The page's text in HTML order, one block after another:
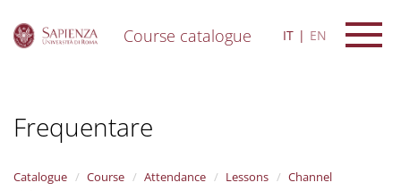
Course catalogue IT EN
Frequentare
Catalogue Course Attendance Lessons
Channel